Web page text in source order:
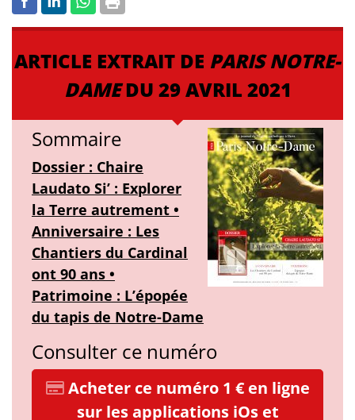
ARTICLE EXTRAIT DE PARIS NOTRE-
DAMEDU 29 AVRIL 2021
Sommaire
Dossier : Chaire
Laudato Si’ : Explorer
la Terre autrement •
Anniversaire : Les
Chantiers du Cardinal
ont 90 ans •
Patrimoine : L’épopée
du tapis de Notre-Dame
Consulter ce numéro
Acheter ce numéro 1 € en ligne
sur les applications iOs et